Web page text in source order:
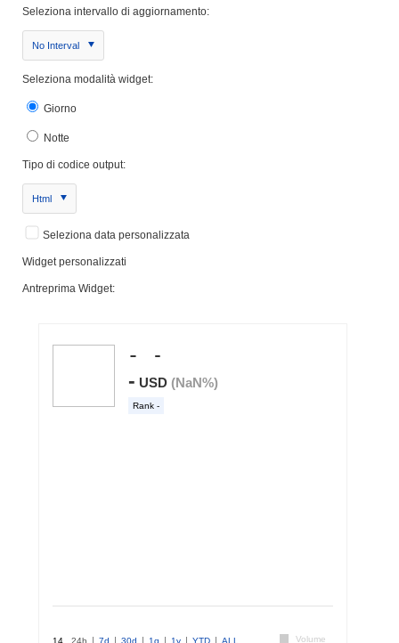
Seleziona intervallo di aggiornamento:
No Interval
Seleziona modalità widget:
Giorno
Notte
Tipo di codice output:
Html
Seleziona data personalizzata
Widget personalizzati
Antreprima Widget: